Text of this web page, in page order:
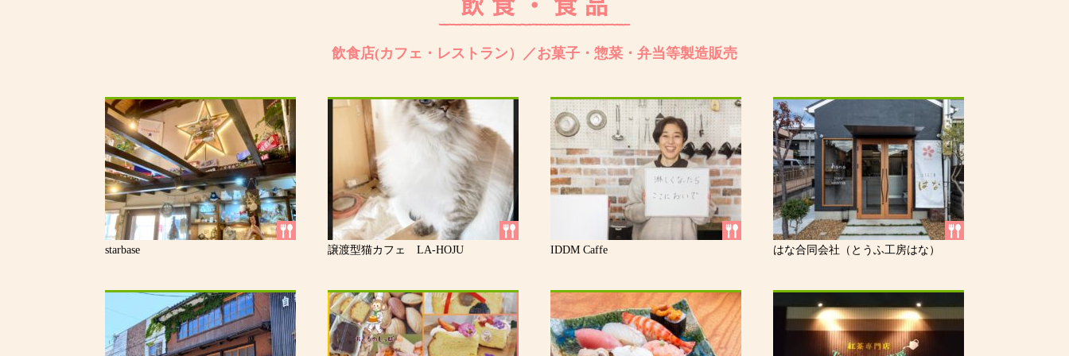
飲食店(カフェ・レストラン）／お菓子・惣菜・弁当等製造販売
starbase 譲渡型猫カフェ LA-HOJU IDDM Caffe はな合同会社（とうふ工房はな）